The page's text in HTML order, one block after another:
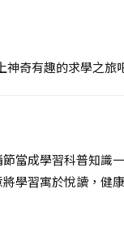
奇有趣的求學之旅
當成學習科普知識
學習寓於悅讀，健